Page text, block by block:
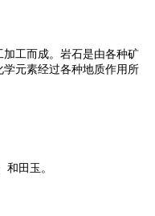
工而成。岩石是由各种矿
元素经过各种地质作用所
、和田 玉 。